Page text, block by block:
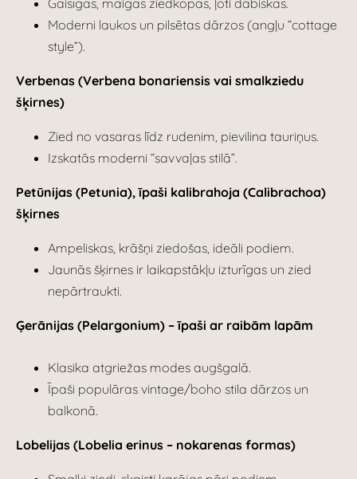
Gaisīgas, maigas ziedkopas, ļoti dabiskas.
Moderni laukos un pilsētas dārzos (angļu “cottage
style”).
Verbenas (Verbena bonariensis vai smalkziedu
šķirnes)
Zied no vasaras līdz rudenim, pievilina tauriņus.
Izskatās moderni “savvaļas stilā”.
Petūnijas (Petunia), īpaši kalibrahoja (Calibrachoa)
šķirnes
Ampeliskas, krāšņi ziedošas, ideāli podiem.
Jaunās šķirnes ir laikapstākļu izturīgas un zied
nepārtraukti.
Ģerānijas (Pelargonium) – īpaši ar raibām lapām
Klasika atgriežas modes augšgalā.
Īpaši populāras vintage/boho stila dārzos un
balkonā.
Lobelijas (Lobelia erinus – nokarenas formas)